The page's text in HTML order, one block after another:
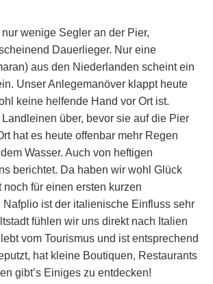
wenige Segler an der Pier,
Dauerlieger. Nur eine
aus den Niederlanden scheint ein
Unser Anlegemanöver klappt heute
keine helfende Hand vor Ort ist.
über, bevor sie auf die Pier
hat es heute offenbar mehr Regen
Wasser. Auch von heftigen
berichtet. Da haben wir wohl Glück
noch für einen ersten kurzen
Nafplio ist der italienische Einfluss sehr
fühlen wir uns direkt nach Italien
vom Tourismus und ist entsprechend
hat kleine Boutiquen, Restaurants
gibt’s Einiges zu entdecken!